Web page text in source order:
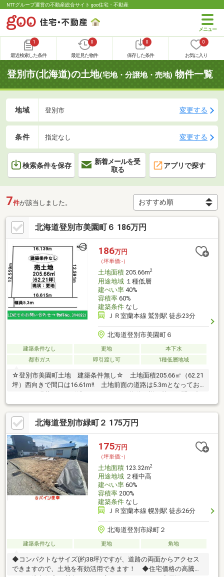
NTTグループ運営の不動産総合サイト goo住宅・不動産
1
最近検索した条件
0
最近見た物件
0
保存した条件
0
お気に入り
登別市(北海道)の土地(宅地・分譲地・売地) 物件一覧
地域 登別市 変更する
条件 指定なし 変更する
検索条件を保存
新着メールを受
取る
アプリで探す
7件が該当しました。
北海道登別市美園町６ 186万円
186万円
（坪単価:-）
土地面積205.66m2
用途地域１種低層
建ぺい率40%
容積率60%
建築条件なし
ＪＲ室蘭本線 鷲別駅 徒歩23分
北海道登別市美園町６
建築条件なし 更地
本下水
都市ガス
即引渡し可 1種低層地域
☆登別市美園町土地 建築条件無し☆ 土地面積205.66㎡（62.21
坪）西向きで間口は16.61m!! 土地前面の道路は5.3mとなってお
ります。現状でのお引渡しとなります。物件の詳細等のお問い合
わせはハウスドゥまで、気軽にいつでもご連絡ください！！※敷
地境界について、既存のブロック塀や庭木等の越境がある場合は
その越境を解消出来ない可能性があり、その場合は現況でのお引
渡しとなります。
北海道登別市緑町２ 175万円
175万円
（坪単価:-）
土地面積123.32m2
用途地域２種中高
建ぺい率60%
容積率200%
建築条件なし
ＪＲ室蘭本線 幌別駅 徒歩26分
北海道登別市緑町２
建築条件なし 更地 角地
◆コンパクトなサイズ(約38坪)ですが、道路の両面からアクセス
できますので、土地を有効活用できます！ ◆住宅価格の高騰に